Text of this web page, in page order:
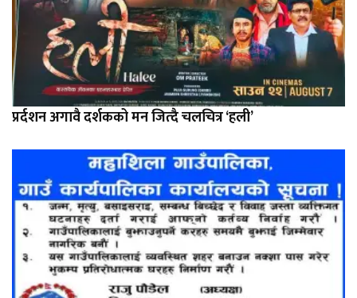
प्रर्दशन अगावै दर्शकको मन जित्दै चलचित्र ‘हली’